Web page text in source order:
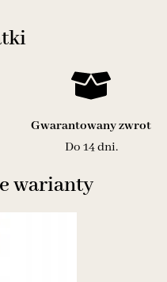
Gwarantowany zwrot
Do 14 dni.
warianty